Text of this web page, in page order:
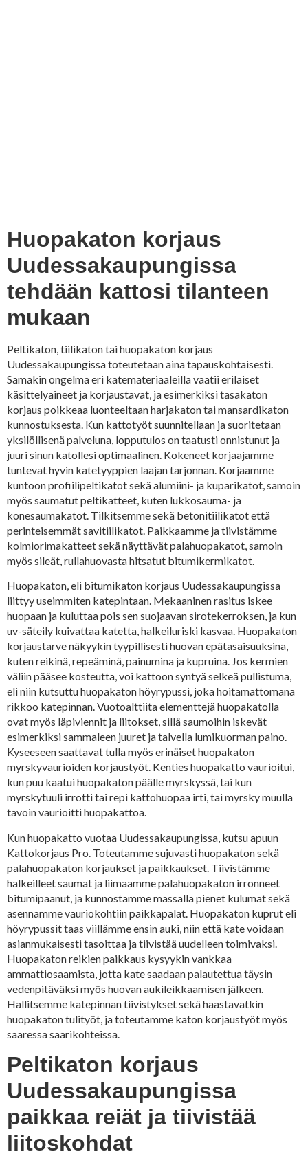
Huopakaton korjaus
Uudessakaupungissa
tehdään kattosi tilanteen
mukaan
Peltikaton, tiilikaton tai huopakaton korjaus
Uudessakaupungissa toteutetaan aina tapauskohtaisesti.
Samakin ongelma eri katemateriaaleilla vaatii erilaiset
käsittelyaineet ja korjaustavat, ja esimerkiksi tasakaton
korjaus poikkeaa luonteeltaan harjakaton tai mansardikaton
kunnostuksesta. Kun kattotyöt suunnitellaan ja suoritetaan
yksilöllisenä palveluna, lopputulos on taatusti onnistunut ja
juuri sinun katollesi optimaalinen. Kokeneet korjaajamme
tuntevat hyvin katetyyppien laajan tarjonnan. Korjaamme
kuntoon profiilipeltikatot sekä alumiini- ja kuparikatot, samoin
myös saumatut peltikatteet, kuten lukkosauma- ja
konesaumakatot. Tilkitsemme sekä betonitiilikatot että
perinteisemmät savitiilikatot. Paikkaamme ja tiivistämme
kolmiorimakatteet sekä näyttävät palahuopakatot, samoin
myös sileät, rullahuovasta hitsatut bitumikermikatot.
Huopakaton, eli bitumikaton korjaus Uudessakaupungissa
liittyy useimmiten katepintaan. Mekaaninen rasitus iskee
huopaan ja kuluttaa pois sen suojaavan sirotekerroksen, ja kun
uv-säteily kuivattaa katetta, halkeiluriski kasvaa. Huopakaton
korjaustarve näkyykin tyypillisesti huovan epätasaisuuksina,
kuten reikinä, repeäminä, painumina ja kupruina. Jos kermien
väliin pääsee kosteutta, voi kattoon syntyä selkeä pullistuma,
eli niin kutsuttu huopakaton höyrypussi, joka hoitamattomana
rikkoo katepinnan. Vuotoalttiita elementtejä huopakatolla
ovat myös läpiviennit ja liitokset, sillä saumoihin iskevät
esimerkiksi sammaleen juuret ja talvella lumikuorman paino.
Kyseeseen saattavat tulla myös erinäiset huopakaton
myrskyvaurioiden korjaustyöt. Kenties huopakatto vaurioitui,
kun puu kaatui huopakaton päälle myrskyssä, tai kun
myrskytuuli irrotti tai repi kattohuopaa irti, tai myrsky muulla
tavoin vaurioitti huopakattoa.
Kun huopakatto vuotaa Uudessakaupungissa, kutsu apuun
Kattokorjaus Pro. Toteutamme sujuvasti huopakaton sekä
palahuopakaton korjaukset ja paikkaukset. Tiivistämme
halkeilleet saumat ja liimaamme palahuopakaton irronneet
bitumipaanut, ja kunnostamme massalla pienet kulumat sekä
asennamme vauriokohtiin paikkapalat. Huopakaton kuprut eli
höyrypussit taas viillämme ensin auki, niin että kate voidaan
asianmukaisesti tasoittaa ja tiivistää uudelleen toimivaksi.
Huopakaton reikien paikkaus kysyykin vankkaa
ammattiosaamista, jotta kate saadaan palautettua täysin
vedenpitäväksi myös huovan aukileikkaamisen jälkeen.
Hallitsemme katepinnan tiivistykset sekä haastavatkin
huopakaton tulityöt, ja toteutamme katon korjaustyöt myös
saaressa saarikohteissa.
Peltikaton korjaus
Uudessakaupungissa
paikkaa reiät ja tiivistää
liitoskohdat